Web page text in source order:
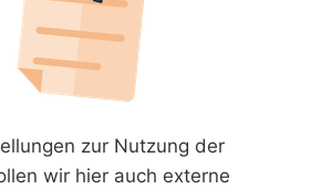
zur Nutzung der
wir hier auch externe